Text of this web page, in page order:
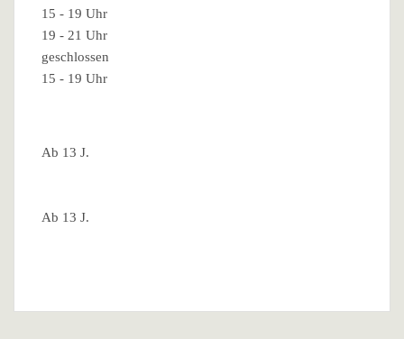
15 - 19 Uhr
19 - 21 Uhr
geschlossen
15 - 19 Uhr
Ab 13 J.
Ab 13 J.